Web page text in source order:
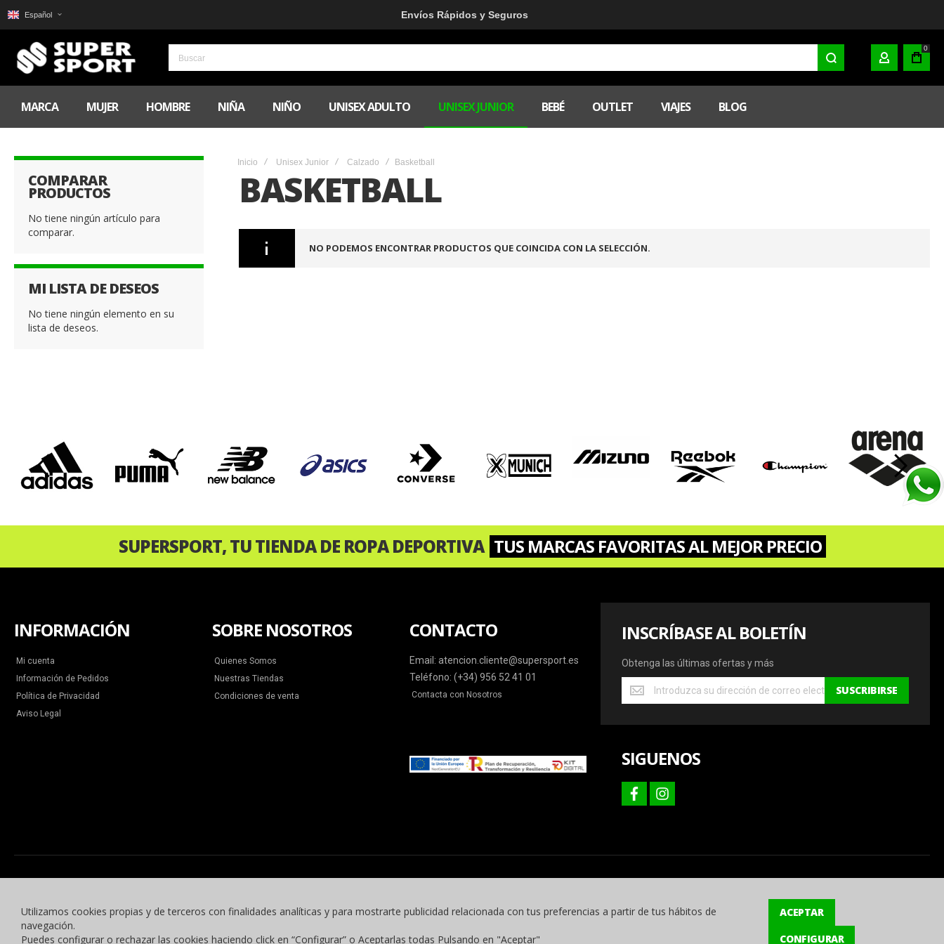
Español Envíos Rápidos y Seguros
MI CUENTA
0
MARCA MUJER HOMBRE NIÑA NIÑO UNISEX ADULTO UNISEX JUNIOR BEBÉ OUTLET VIAJES BLOG
Inicio Unisex Junior Calzado Basketball
BASKETBALL
NO PODEMOS ENCONTRAR PRODUCTOS QUE COINCIDA CON LA SELECCIÓN.
COMPARAR
PRODUCTOS
No tiene ningún artículo para
comparar.
MI LISTA DE DESEOS
No tiene ningún elemento en su
lista de deseos.
‹ ›
SUPERSPORT, TU TIENDA DE ROPA DEPORTIVA TUS MARCAS FAVORITAS AL MEJOR PRECIO
INSCRÍBASE AL BOLETÍN
Obtenga las últimas ofertas y más
Obtenga
las
ofertas
más
SUSCRIBIRSE
SIGUENOS
facebookinstagram
INFORMACIÓN
Mi cuenta
Información de Pedidos
Política de Privacidad
Aviso Legal
SOBRE NOSOTROS
Quienes Somos
Nuestras Tiendas
Condiciones de venta
CONTACTO
Email: atencion.cliente@supersport.es
Teléfono: (+34) 956 52 41 01
Contacta con Nosotros
© 2015 -2023 Benyben Ropa Deportiva. Todos los derechos reservados.
Utilizamos cookies propias y de terceros con finalidades analíticas y para mostrarte publicidad relacionada con tus preferencias a partir de tus hábitos de
navegación.
Puedes configurar o rechazar las cookies haciendo click en “Configurar” o Aceptarlas todas Pulsando en "Aceptar"
ACEPTAR
CONFIGURAR